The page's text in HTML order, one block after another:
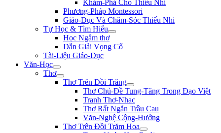
Khám-Phá Cho Thiếu Nhi
Phương-Pháp Montessori
Giáo-Dục Và Chăm-Sóc Thiếu Nhi
Tự Học & Tìm Hiểu
Học Ngâm thơ
Dẫn Giải Vọng Cổ
Tài-Liệu Giáo-Dục
Văn-Học
Thơ
Thơ Trên Đồi Trăng
Thơ Chủ-Đề Tung-Tăng Trong Đạo Việt
Tranh Thơ-Nhac
Thơ Rất Ngắn Trầu Cau
Văn-Nghệ Cộng-Hưởng
Thơ Trên Đồi Trăm Hoa